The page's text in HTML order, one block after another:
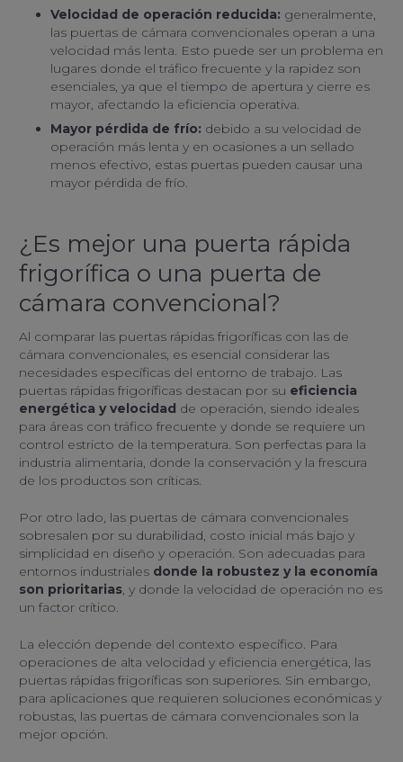
Velocidad de operación reducida: generalmente,
las puertas de cámara convencionales operan a una
velocidad más lenta. Esto puede ser un problema en
lugares donde el tráfico frecuente y la rapidez son
esenciales, ya que el tiempo de apertura y cierre es
mayor, afectando la eficiencia operativa.
Mayor pérdida de frío: debido a su velocidad de
operación más lenta y en ocasiones a un sellado
menos efectivo, estas puertas pueden causar una
mayor pérdida de frío.
¿Es mejor una puerta rápida
frigorífica o una puerta de
cámara convencional?
Al comparar las puertas rápidas frigoríficas con las de
cámara convencionales, es esencial considerar las
necesidades específicas del entorno de trabajo. Las
puertas rápidas frigoríficas destacan por su eficiencia
energética y velocidad de operación, siendo ideales
para áreas con tráfico frecuente y donde se requiere un
control estricto de la temperatura. Son perfectas para la
industria alimentaria, donde la conservación y la frescura
de los productos son críticas.
Por otro lado, las puertas de cámara convencionales
sobresalen por su durabilidad, costo inicial más bajo y
simplicidad en diseño y operación. Son adecuadas para
entornos industriales donde la robustez y la economía
son prioritarias, y donde la velocidad de operación no es
un factor crítico.
La elección depende del contexto específico. Para
operaciones de alta velocidad y eficiencia energética, las
puertas rápidas frigoríficas son superiores. Sin embargo,
para aplicaciones que requieren soluciones económicas y
robustas, las puertas de cámara convencionales son la
mejor opción.